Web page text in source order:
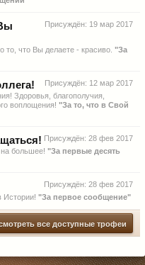
Присуждён: 19 мар 2017
то, что Вы делаете - красиво. "За
Присуждён: 12 мар 2017
Здоровья, благополучия,
воплощения! "За то, что в Свой
Присуждён: 28 фев 2017
большее! "За первые десять
Присуждён: 28 фев 2017
Истории! "За первое сообщение"
все доступные трофеи